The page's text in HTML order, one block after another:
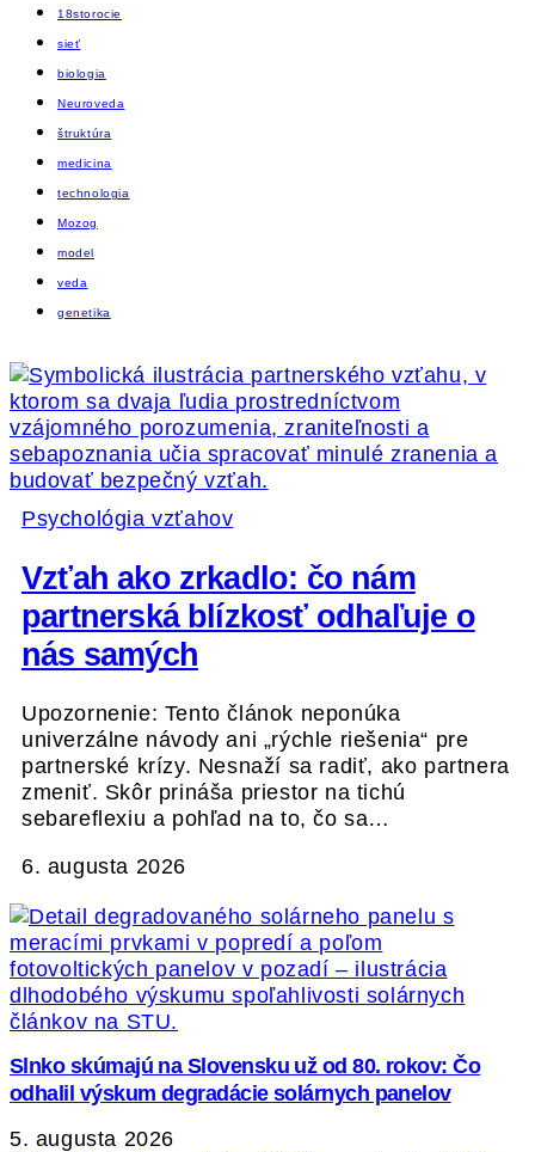
18storocie
sieť
biologia
Neuroveda
štruktúra
medicina
technologia
Mozog
model
veda
genetika
Psychológia vzťahov
Vzťah ako zrkadlo: čo nám
partnerská blízkosť odhaľuje o
nás samých
Upozornenie: Tento článok neponúka
univerzálne návody ani „rýchle riešenia“ pre
partnerské krízy. Nesnaží sa radiť, ako partnera
zmeniť. Skôr prináša priestor na tichú
sebareflexiu a pohľad na to, čo sa…
6. augusta 2026
Slnko skúmajú na Slovensku už od 80. rokov: Čo
odhalil výskum degradácie solárnych panelov
5. augusta 2026